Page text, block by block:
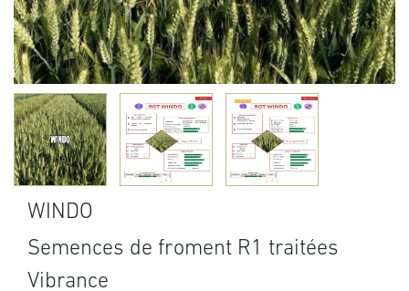
WINDO
Semences de froment R1 traitées
Vibrance